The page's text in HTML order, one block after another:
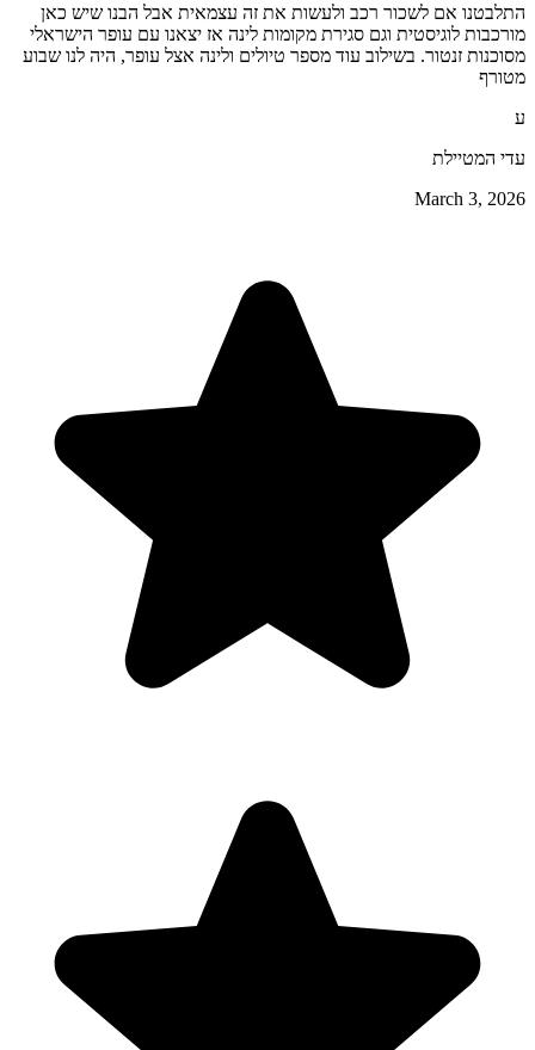
התלבטנו אם לשכור רכב ולעשות את זה עצמאית אבל הבנו שיש כאן
מורכבות לוגיסטית וגם סגירת מקומות לינה אז יצאנו עם עופר הישראלי
מסוכנות זנטור. בשילוב עוד מספר טיולים ולינה אצל עופר, היה לנו שבוע
מטורף
ע
עדי המטיילת
March 3, 2026